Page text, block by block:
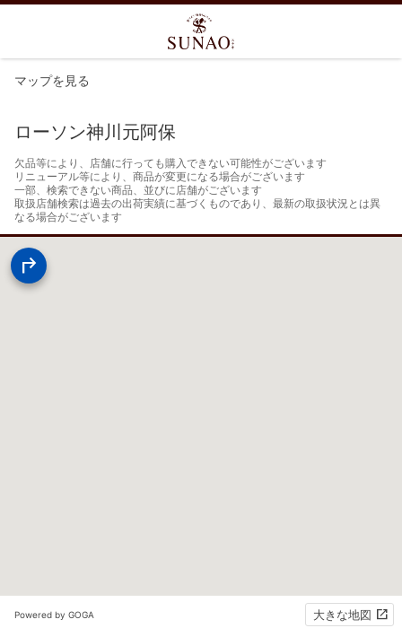
マップを見る
ローソン神川元阿保
欠品等により、店舗に行っても購入できない可能性がございます
リニューアル等により、商品が変更になる場合がございます
一部、検索できない商品、並びに店舗がございます
取扱店舗検索は過去の出荷実績に基づくものであり、最新の取扱状況とは異
なる場合がございます
Powered by GOGA 大きな地図